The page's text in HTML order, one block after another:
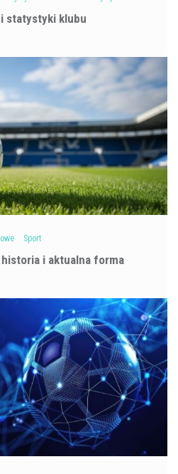
statystyki klubu
Sport
i aktualna forma